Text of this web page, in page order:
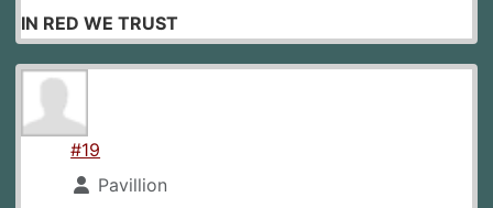
IN RED WE TRUST
#19
Pavillion